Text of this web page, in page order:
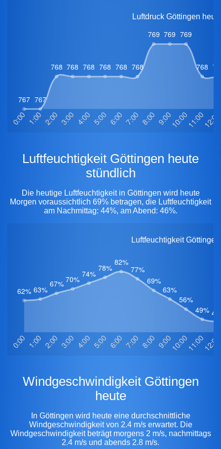
Luftdruck Göttingen
Luftfeuchtigkeit Göttingen heute
stündlich
Die heutige Luftfeuchtigkeit in Göttingen wird heute
Morgen voraussichtlich 69% betragen, die Luftfeuchtigkeit
am Nachmittag: 44%, am Abend: 46%.
Luftfeuchtigkeit
Windgeschwindigkeit Göttingen
heute
In Göttingen wird heute eine durchschnittliche
Windgeschwindigkeit von 2.4 m/s erwartet. Die
Windgeschwindigkeit beträgt morgens 2 m/s, nachmittags
2.4 m/s und abends 2.8 m/s.